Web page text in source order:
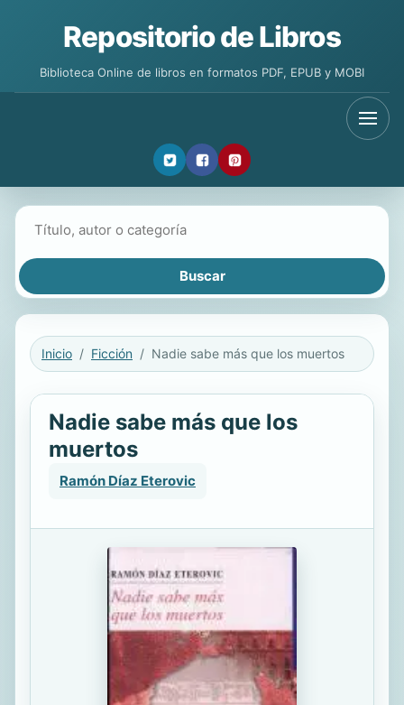
Repositorio de Libros
Biblioteca Online de libros en formatos PDF, EPUB y MOBI
Inicio Ficción Nadie sabe más que los muertos
Nadie sabe más que los
muertos
Ramón Díaz Eterovic